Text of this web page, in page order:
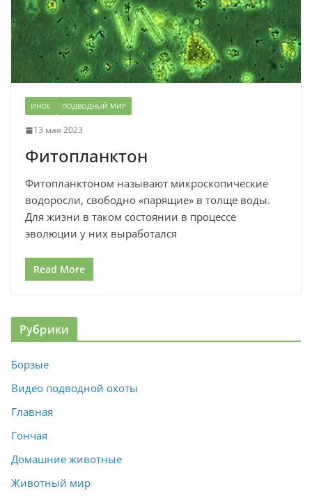
ИНОЕ ПОДВОДНЫЙ МИР
13 мая 2023
Фитопланктон
Фитопланктоном называют микроскопические
водоросли, свободно «парящие» в толще воды.
Для жизни в таком состоянии в процессе
эволюции у них выработался
Read More
Рубрики
Борзые
Видео подводной охоты
Главная
Гончая
Домашние животные
Животный мир